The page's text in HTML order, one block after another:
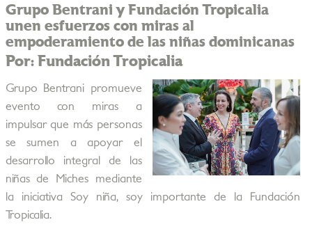
Grupo Bentrani y Fundación Tropicalia
unen esfuerzos con miras al
empoderamiento de las niñas dominicanas
Por: Fundación Tropicalia
Grupo Bentrani promueve
evento con miras a
impulsar que más personas
se sumen a apoyar el
desarrollo integral de las
niñas de Miches mediante
la iniciativa Soy niña, soy importante de la Fundación
Tropicalia.